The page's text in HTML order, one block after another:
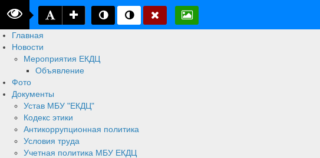
Главная
Новости
Мероприятия ЕКДЦ
Объявление
Фото
Документы
Устав МБУ "ЕКДЦ"
Кодекс этики
Антикоррупционная политика
Условия труда
Учетная политика МБУ ЕКДЦ